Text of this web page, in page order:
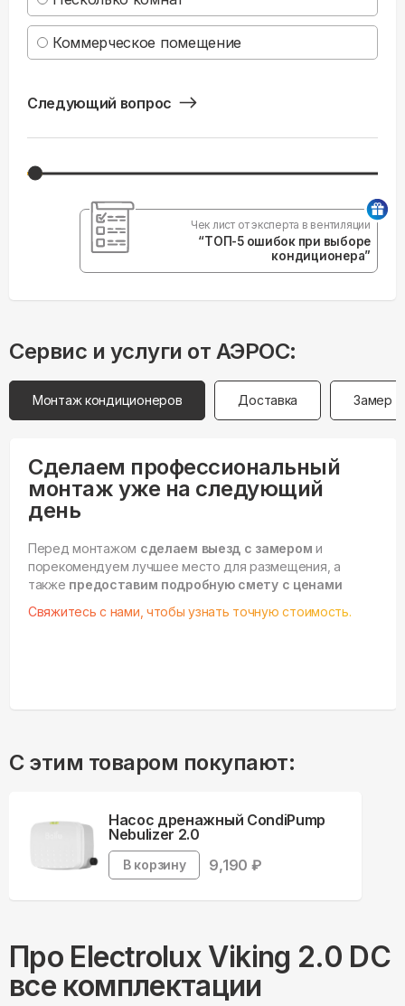
Коммерческое помещение
Следующий вопрос
Чек лист от эксперта в вентиляции
“ТОП-5 ошибок при выборе
кондиционера”
Сервис и услуги от АЭРОС:
Монтаж кондиционеров Доставка Замер
Сделаем профессиональный
монтаж уже на следующий
день
Перед монтажом сделаем выезд с замером и
порекомендуем лучшее место для размещения, а
также предоставим подробную смету с ценами
Свяжитесь с нами, чтобы узнать точную стоимость.
С этим товаром покупают:
Насос дренажный CondiPump
Nebulizer 2.0
В корзину 9,190 ₽
Про Electrolux Viking 2.0 DC
все комплектации